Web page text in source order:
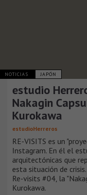
NOTICIAS JAPÓN
estudio
Nakagin
Kurokawa
estudioHerreros
RE-VISITS es un
Instagram. En él el
arquitectónicas que
esta situación de
Re-visits #04, la
Kurokawa.